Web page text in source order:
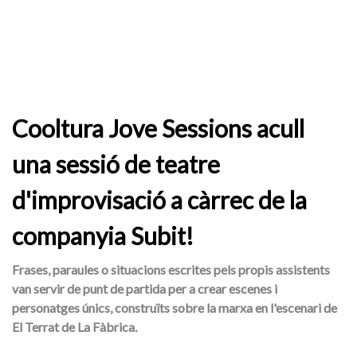
Cooltura Jove Sessions acull
una sessió de teatre
d'improvisació a càrrec de la
companyia Subit!
Frases, paraules o situacions escrites pels propis assistents
van servir de punt de partida per a crear escenes i
personatges únics, construïts sobre la marxa en l'escenari de
El Terrat de La Fàbrica.